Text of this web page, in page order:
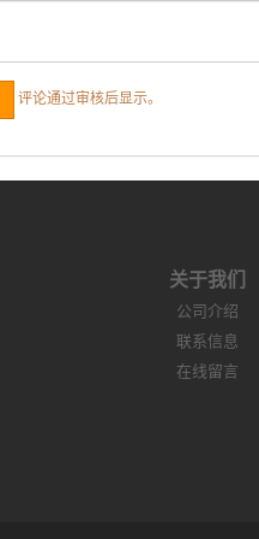
评论通过审核后显示。
关于我们
公司介绍
联系信息
在线留言